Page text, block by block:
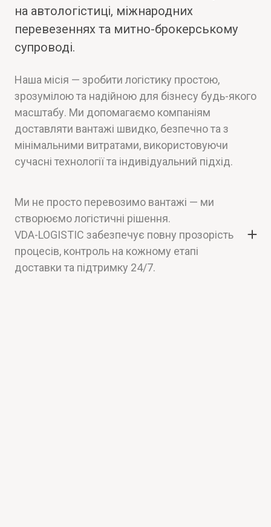
на автологістиці, міжнародних
перевезеннях та митно-брокерському
супроводі.
Наша місія — зробити логістику простою,
зрозумілою та надійною для бізнесу будь-якого
масштабу. Ми допомагаємо компаніям
доставляти вантажі швидко, безпечно та з
мінімальними витратами, використовуючи
сучасні технології та індивідуальний підхід.
Ми не просто перевозимо вантажі — ми
створюємо логістичні рішення.
VDA-LOGISTIC забезпечує повну прозорість
процесів, контроль на кожному етапі
доставки та підтримку 24/7.